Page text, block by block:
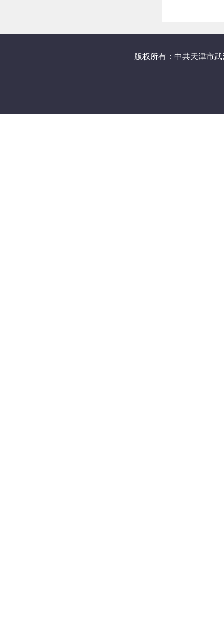
版权所有：中共天津市